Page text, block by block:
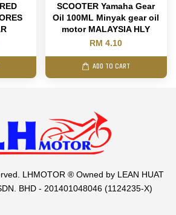
SCOOTER Yamaha Gear
Oil 100ML Minyak gear oil
motor MALAYSIA HLY
RM 4.10
ADD TO CART
LHMOTOR ® Owned by LEAN HUAT
BHD - 201401048046 (1124235-X)